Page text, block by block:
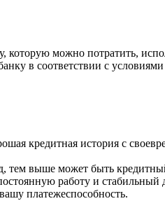
которую можно потратить,
в соответствии с условиями
кредитная история с
тем выше может быть
работу и стабильный
платежеспособность.